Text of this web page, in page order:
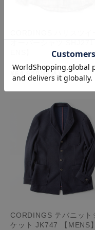
オーバーシャツ
¥64,900(税込)
CORDINGS テバニット
ケット JK747 【MENS】